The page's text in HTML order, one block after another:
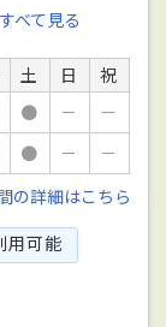
すべて見る
土 日
祝
● －
－
● －
－
の詳細はこちら
用可能